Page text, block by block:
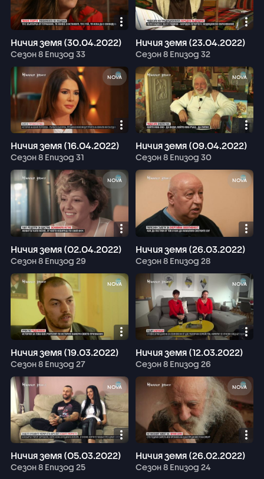
Ничия земя (30.04.2022)
Сезон 8 Епизод 33
Ничия земя (23.04.2022)
Сезон 8 Епизод 32
NOVA
Ничия земя (16.04.2022)
Сезон 8 Епизод 31
NOVA
Ничия земя (09.04.2022)
Сезон 8 Епизод 30
NOVA
Ничия земя (02.04.2022)
Сезон 8 Епизод 29
NOVA
Ничия земя (26.03.2022)
Сезон 8 Епизод 28
NOVA
Ничия земя (19.03.2022)
Сезон 8 Епизод 27
NOVA
Ничия земя (12.03.2022)
Сезон 8 Епизод 26
NOVA
Ничия земя (05.03.2022)
Сезон 8 Епизод 25
NOVA
Ничия земя (26.02.2022)
Сезон 8 Епизод 24